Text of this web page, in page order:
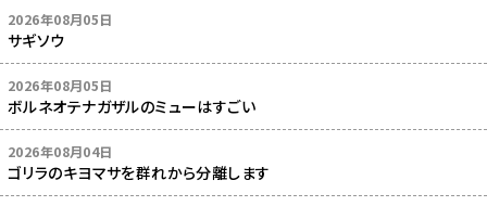
2026年08月05日
サギソウ
2026年08月05日
ボルネオテナガザルのミューはすごい
2026年08月04日
ゴリラのキヨマサを群れから分離します